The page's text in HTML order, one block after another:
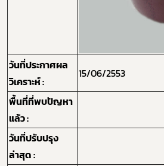
วันที่ประกาศผล
วิเคราะห์ :
15/06/2553
พื้นที่ที่พบปัญหา
แล้ว :
วันที่ปรับปรุง
ล่าสุด :
เลือกหัวข้อที่ท่านต้องการ